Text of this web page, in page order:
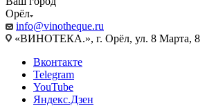
Орёл
info@vinotheque.ru
«ВИНОТЕКА.», г. Орёл, ул. 8 Марта, 8
Вконтакте
Telegram
YouTube
Яндекс.Дзен